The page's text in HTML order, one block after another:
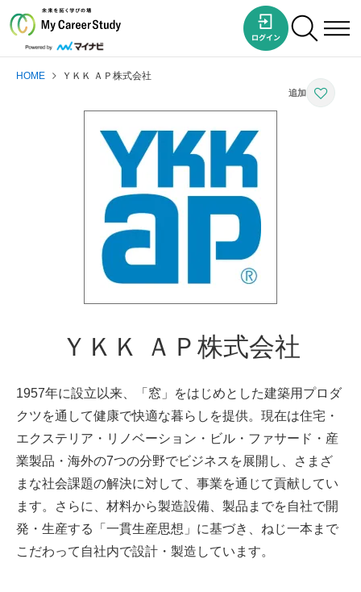
HOME ＹＫＫ ＡＰ株式会社
ＹＫＫ ＡＰ株式会社
1957年に設立以来、「窓」をはじめとした建築用プロダ
クツを通して健康で快適な暮らしを提供。現在は住宅・
エクステリア・リノベーション・ビル・ファサード・産
業製品・海外の7つの分野でビジネスを展開し、さまざ
まな社会課題の解決に対して、事業を通じて貢献してい
ます。さらに、材料から製造設備、製品までを自社で開
発・生産する「一貫生産思想」に基づき、ねじ一本まで
こだわって自社内で設計・製造しています。